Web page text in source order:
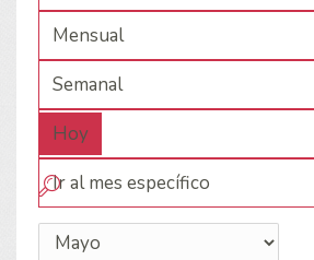
Mensual
Semanal
Hoy
Ir al mes específico